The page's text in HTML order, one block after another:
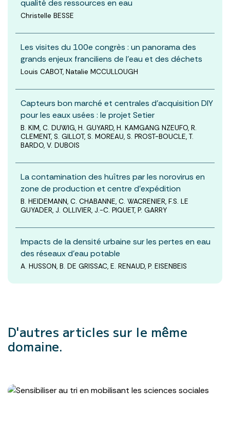
qualité des ressources en eau
Christelle BESSE
Les visites du 100e congrès : un panorama des
grands enjeux franciliens de l’eau et des déchets
Louis CABOT, Natalie MCCULLOUGH
Capteurs bon marché et centrales d’acquisition DIY
pour les eaux usées : le projet Setier
B. KIM, C. DUWIG, H. GUYARD, H. KAMGANG NZEUFO, R.
CLEMENT, S. GILLOT, S. MOREAU, S. PROST-BOUCLE, T.
BARDO, V. DUBOIS
La contamination des huîtres par les norovirus en
zone de production et centre d'expédition
B. HEIDEMANN, C. CHABANNE, C. WACRENIER, F.S. LE
GUYADER, J. OLLIVIER, J.-C. PIQUET, P. GARRY
Impacts de la densité urbaine sur les pertes en eau
des réseaux d’eau potable
A. HUSSON, B. DE GRISSAC, E. RENAUD, P. EISENBEIS
D'autres articles sur le même
domaine.